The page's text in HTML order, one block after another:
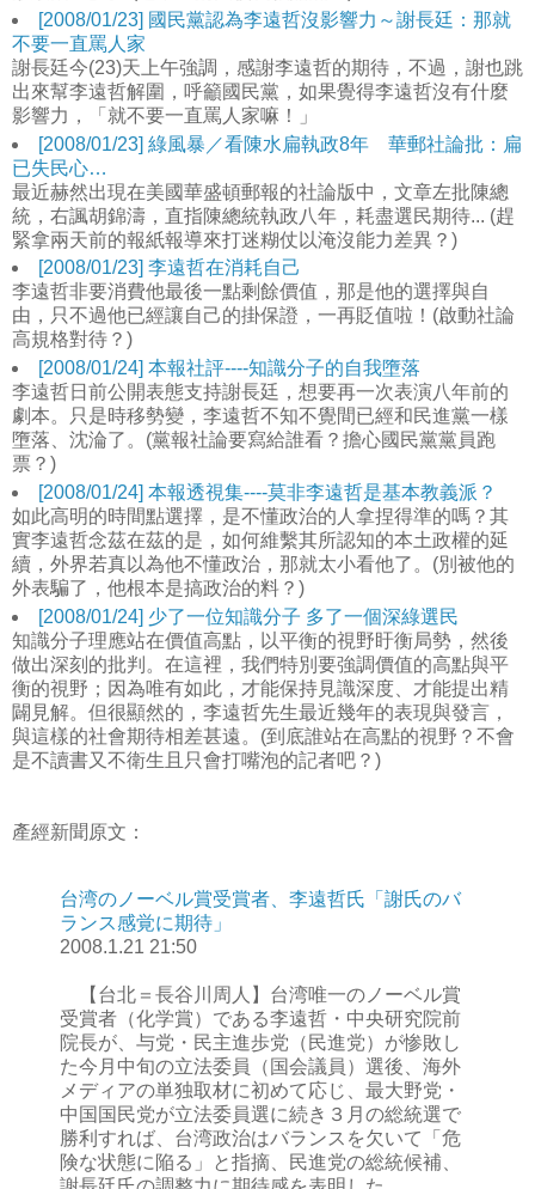
[2008/01/23] 國民黨認為李遠哲沒影響力～謝長廷：那就
不要一直罵人家
謝長廷今(23)天上午強調，感謝李遠哲的期待，不過，謝也跳
出來幫李遠哲解圍，呼籲國民黨，如果覺得李遠哲沒有什麼
影響力，「就不要一直罵人家嘛！」
[2008/01/23] 綠風暴／看陳水扁執政8年 華郵社論批：扁
已失民心…
最近赫然出現在美國華盛頓郵報的社論版中，文章左批陳總
統，右諷胡錦濤，直指陳總統執政八年，耗盡選民期待... (趕
緊拿兩天前的報紙報導來打迷糊仗以淹沒能力差異？)
[2008/01/23] 李遠哲在消耗自己
李遠哲非要消費他最後一點剩餘價值，那是他的選擇與自
由，只不過他已經讓自己的掛保證，一再貶值啦！(啟動社論
高規格對待？)
[2008/01/24] 本報社評----知識分子的自我墮落
李遠哲日前公開表態支持謝長廷，想要再一次表演八年前的
劇本。只是時移勢變，李遠哲不知不覺間已經和民進黨一樣
墮落、沈淪了。(黨報社論要寫給誰看？擔心國民黨黨員跑
票？)
[2008/01/24] 本報透視集----莫非李遠哲是基本教義派？
如此高明的時間點選擇，是不懂政治的人拿捏得準的嗎？其
實李遠哲念茲在茲的是，如何維繫其所認知的本土政權的延
續，外界若真以為他不懂政治，那就太小看他了。(別被他的
外表騙了，他根本是搞政治的料？)
[2008/01/24] 少了一位知識分子 多了一個深綠選民
知識分子理應站在價值高點，以平衡的視野盱衡局勢，然後
做出深刻的批判。在這裡，我們特別要強調價值的高點與平
衡的視野；因為唯有如此，才能保持見識深度、才能提出精
闢見解。但很顯然的，李遠哲先生最近幾年的表現與發言，
與這樣的社會期待相差甚遠。(到底誰站在高點的視野？不會
是不讀書又不衛生且只會打嘴泡的記者吧？)
產經新聞原文：
台湾のノーベル賞受賞者、李遠哲氏「謝氏のバ
ランス感覚に期待」
2008.1.21 21:50
【台北＝長谷川周人】台湾唯一のノーベル賞
受賞者（化学賞）である李遠哲・中央研究院前
院長が、与党・民主進歩党（民進党）が惨敗し
た今月中旬の立法委員（国会議員）選後、海外
メディアの単独取材に初めて応じ、最大野党・
中国国民党が立法委員選に続き３月の総統選で
勝利すれば、台湾政治はバランスを欠いて「危
険な状態に陥る」と指摘、民進党の総統候補、